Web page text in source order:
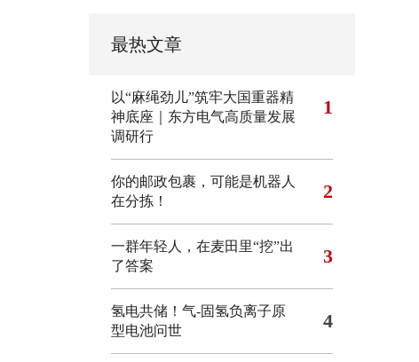
最热文章
以“麻绳劲儿”筑牢大国重器精
神底座｜东方电气高质量发展
调研行
1
你的邮政包裹，可能是机器人
在分拣！
2
一群年轻人，在麦田里“挖”出
了答案
3
氢电共储！气-固氢负离子原
型电池问世
4